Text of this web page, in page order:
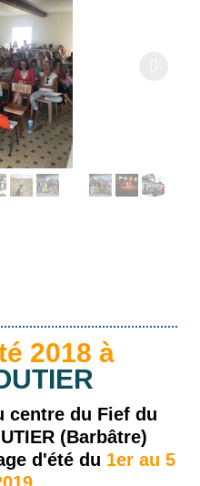
2018 à
centre du Fief du
(Barbâtre)
d'été du 1er au 5
...